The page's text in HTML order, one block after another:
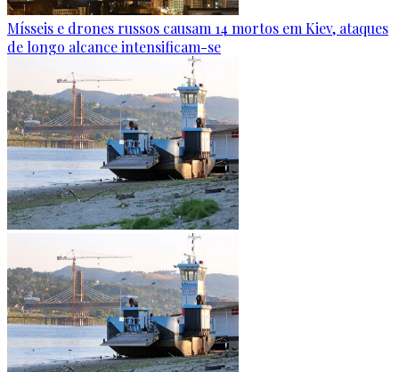
Mísseis e drones russos causam 14 mortos em Kiev, ataques
de longo alcance intensificam-se